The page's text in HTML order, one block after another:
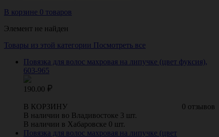
В корзине 0 товаров
Элемент не найден
Товары из этой категории Посмотреть все
Повязка для волос махровая на липучке (цвет фуксия),
603-965
190.00
0 отзывов
В КОРЗИНУ
В наличии во Владивостоке 3 шт.
В наличии в Хабаровске 0 шт.
Повязка для волос махровая на липучке (цвет